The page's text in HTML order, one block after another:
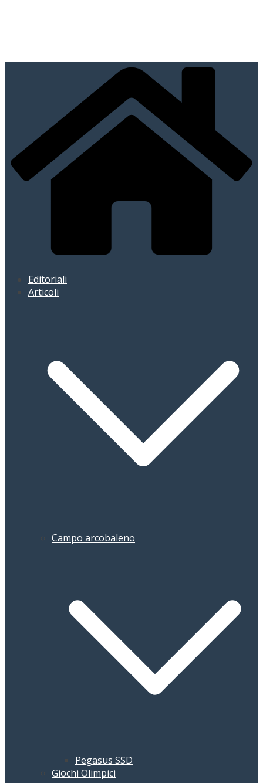
Editoriali
Articoli
Campo arcobaleno
Pegasus SSD
Giochi Olimpici